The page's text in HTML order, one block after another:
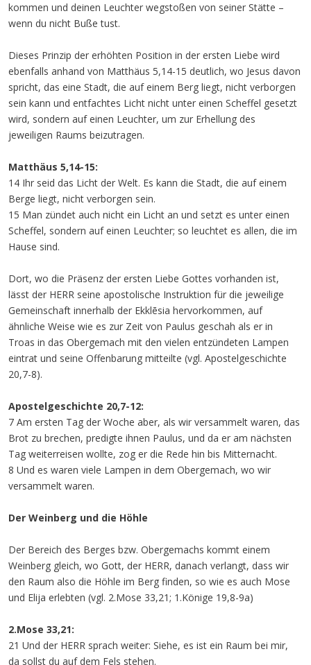
kommen und deinen Leuchter wegstoßen von seiner Stätte –
wenn du nicht Buße tust.
Dieses Prinzip der erhöhten Position in der ersten Liebe wird
ebenfalls anhand von Matthäus 5,14-15 deutlich, wo Jesus davon
spricht, das eine Stadt, die auf einem Berg liegt, nicht verborgen
sein kann und entfachtes Licht nicht unter einen Scheffel gesetzt
wird, sondern auf einen Leuchter, um zur Erhellung des
jeweiligen Raums beizutragen.
Matthäus 5,14-15:
14 Ihr seid das Licht der Welt. Es kann die Stadt, die auf einem
Berge liegt, nicht verborgen sein.
15 Man zündet auch nicht ein Licht an und setzt es unter einen
Scheffel, sondern auf einen Leuchter; so leuchtet es allen, die im
Hause sind.
Dort, wo die Präsenz der ersten Liebe Gottes vorhanden ist,
lässt der HERR seine apostolische Instruktion für die jeweilige
Gemeinschaft innerhalb der Ekklēsia hervorkommen, auf
ähnliche Weise wie es zur Zeit von Paulus geschah als er in
Troas in das Obergemach mit den vielen entzündeten Lampen
eintrat und seine Offenbarung mitteilte (vgl. Apostelgeschichte
20,7-8).
Apostelgeschichte 20,7-12:
7 Am ersten Tag der Woche aber, als wir versammelt waren, das
Brot zu brechen, predigte ihnen Paulus, und da er am nächsten
Tag weiterreisen wollte, zog er die Rede hin bis Mitternacht.
8 Und es waren viele Lampen in dem Obergemach, wo wir
versammelt waren.
Der Weinberg und die Höhle
Der Bereich des Berges bzw. Obergemachs kommt einem
Weinberg gleich, wo Gott, der HERR, danach verlangt, dass wir
den Raum also die Höhle im Berg finden, so wie es auch Mose
und Elija erlebten (vgl. 2.Mose 33,21; 1.Könige 19,8-9a)
2.Mose 33,21:
21 Und der HERR sprach weiter: Siehe, es ist ein Raum bei mir,
da sollst du auf dem Fels stehen.